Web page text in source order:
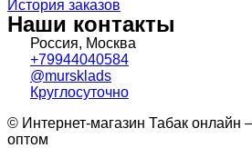
История заказов
Наши контакты
Россия, Москва
+79944040584
@mursklads
Круглосуточно
© Интернет-магазин Табак онлайн
оптом